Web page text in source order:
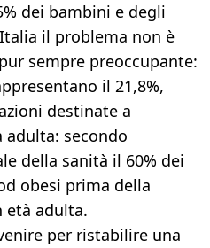
dei bambini e degli
il problema non è
sempre preoccupante:
il 21,8%,
destinate a
adulta: secondo
della sanità il 60% dei
obesi prima della
età adulta.
per ristabilire una